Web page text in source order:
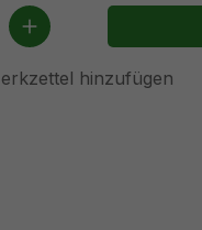
Anzahl: Gib
hinzufügen